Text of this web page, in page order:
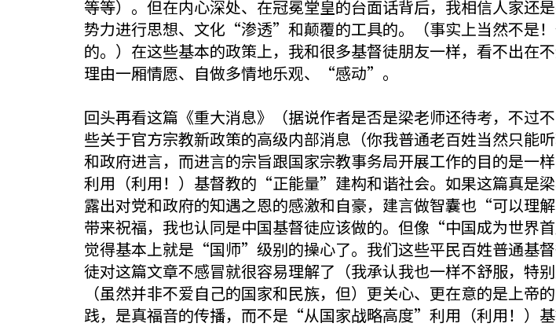
等等）。但在内心深处、在冠冕堂皇的台面话背后，我相信人家
势力进行思想、文化“渗透”和颠覆的工具的。（事实上当然不是
的。）在这些基本的政策上，我和很多基督徒朋友一样，看不出
理由一厢情愿、自做多情地乐观、“感动”。
回头再看这篇《重大消息》（据说作者是否是梁老师还待考，不
些关于官方宗教新政策的高级内部消息（你我普通老百姓当然只能
和政府进言，而进言的宗旨跟国家宗教事务局开展工作的目的是一
利用（利用！）基督教的“正能量”建构和谐社会。如果这篇真是
露出对党和政府的知遇之恩的感激和自豪，建言做智囊也“可以理
带来祝福，我也认同是中国基督徒应该做的。但像“中国成为世
觉得基本上就是“国师”级别的操心了。我们这些平民百姓普通基
徒对这篇文章不感冒就很容易理解了（我承认我也一样不舒服，
（虽然并非不爱自己的国家和民族，但）更关心、更在意的是上
践，是真福音的传播，而不是“从国家战略高度”利用（利用！）基